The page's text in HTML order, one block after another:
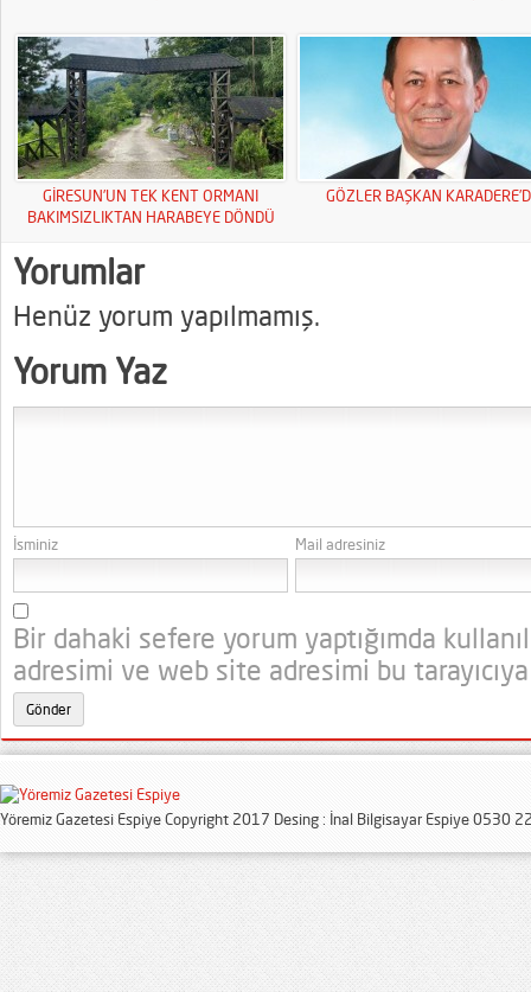
GİRESUN’UN TEK KENT ORMANI
BAKIMSIZLIKTAN HARABEYE DÖNDÜ
GÖZLER BAŞKAN
Yorumlar
Henüz yorum yapılmamış.
Yorum Yaz
İsminiz Mail adresiniz
Bir dahaki sefere yorum yaptığımda
adresimi ve web site adresimi bu
Yöremiz Gazetesi Espiye Copyright 2017 Desing : İnal Bilgisayar Espiye 0530